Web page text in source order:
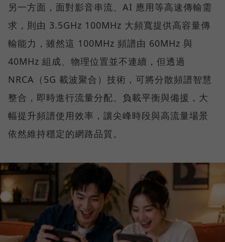
另一方面，面對影音串流、AI 應用等高速傳輸需
求，則由 3.5GHz 100MHz 大頻寬提供高容量傳
輸能力，雖然這 100MHz 頻譜由 60MHz 與
40MHz 組成、物理位置並不連續，但透過
NRCA（5G 載波聚合）技術，可將分散頻譜智慧
整合，即時進行流量分配、負載平衡與備援，大
幅提升頻譜使用效率，讓尖峰時段與高流量場景
依然維持穩定的網路品質。